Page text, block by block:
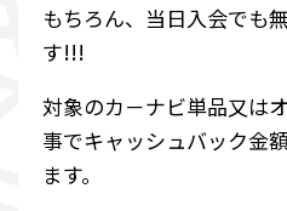
もちろん、当日入会でも
す!!!
対象のカ－ナビ単品又は
事でキャッシュバック金
ます。